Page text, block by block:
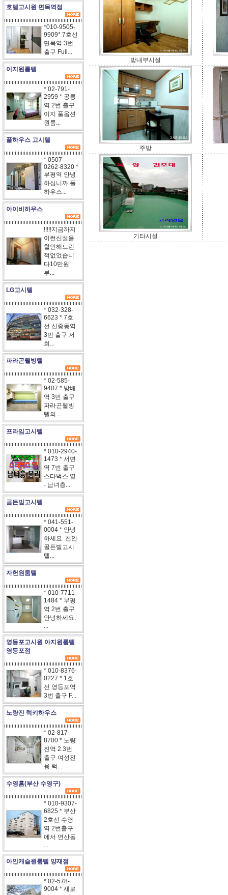
호텔고시원 면목역점
*010-9505-
9909* 7호선
면목역 3번
출구 Full...
이지원룸텔
* 02-791-
2959 * 공릉
역 2번 출구
이지 풀옵션
원룸...
풀하우스 고시텔
* 0507-
0262-8320 *
부평역 안녕
하십니까 풀
하우스...
아이비하우스
!!!!!지금까지
이런신설을
할인해드린
적없었습니
다10만원
부...
LG고시텔
* 032-328-
6623 * 7호
선 신중동역
3번 출구 저
희...
파라곤웰빙텔
* 02-585-
9407 * 방배
역 3번 출구
파라곤웰빙
텔의 ...
프라임고시텔
* 010-2940-
1473 * 서면
역 7번 출구
스타벅스 옆
- 남녀층...
골든빌고시텔
* 041-551-
0004 * 안녕
하세요. 천안
골든빌고시
텔...
자헌원룸텔
* 010-7711-
1484 * 부평
역 2번 출구
안녕하세요.
...
영등포고시원 아지원룸텔
영등포점
* 010-8376-
0227 * 1호
선 영등포역
3번 출구 F...
노량진 럭키하우스
* 02-817-
8700 * 노량
진역 2.3번
출구 여성전
용 럭...
수영홈(부산 수영구)
* 010-9307-
6825 * 부산
2호선 수영
역 2번출구
에서 연산동
...
아인캐슬원룸텔 양재점
* 02-578-
9004 * 새로
방내부시설
주방
기타시설